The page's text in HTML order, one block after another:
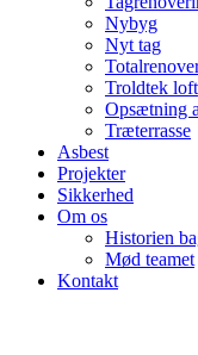
Nybyg
Nyt tag
Troldtek loft
Opsætning
Træterrasse
Asbest
Projekter
Sikkerhed
Om os
Historien
Mød teamet
Kontakt